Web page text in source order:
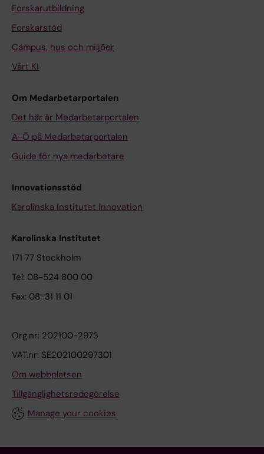
Forskarutbildning
Forskarstöd
Campus, hus och miljöer
Vårt KI
Om Medarbetarportalen
Det här är Medarbetarportalen
A-Ö på Medarbetarportalen
Guide för nya medarbetare
Innovationsstöd
Karolinska Institutet Innovation
Karolinska Institutet
171 77 Stockholm
Tel: 08-524 800 00
Fax: 08-31 11 01
Org.nr: 202100-2973
VAT.nr: SE202100297301
Om webbplatsen
Tillgänglighetsredogörelse
Manage your cookies